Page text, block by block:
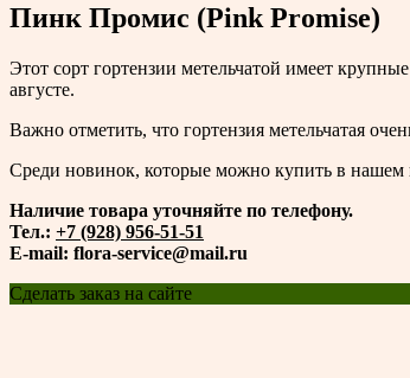
Пинк Промис (Pink Promise)
Этот сорт гортензии метельчатой имеет
августе.
Важно отметить, что гортензия метельчатая
Среди новинок, которые можно купить в
Наличие товара уточняйте по телефону.
Тел.: +7 (928) 956-51-51
E-mail: flora-service@mail.ru
Сделать заказ на сайте